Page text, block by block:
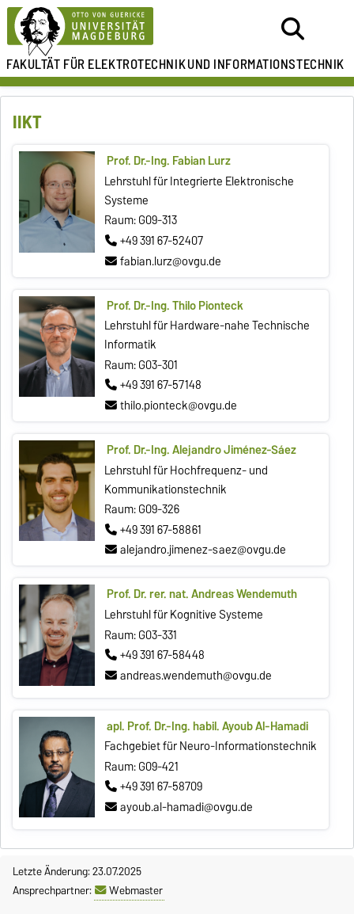
FAKULTÄT FÜR ELEKTROTECHNIKUND INFORMATIONSTECHNIK
IIKT
Prof. Dr.-Ing. Fabian Lurz
Lehrstuhl für Integrierte Elektronische
Systeme
Raum: G09-313
+49 391 67-52407
fabian.lurz@ovgu.de
Prof. Dr.-Ing. Thilo Pionteck
Lehrstuhl für Hardware-nahe Technische
Informatik
Raum: G03-301
+49 391 67-57148
thilo.pionteck@ovgu.de
Prof. Dr.-Ing. Alejandro Jiménez‐Sáez
Lehrstuhl für Hochfrequenz- und
Kommunikationstechnik
Raum: G09-326
+49 391 67-58861
alejandro.jimenez-saez@ovgu.de
Prof. Dr. rer. nat. Andreas Wendemuth
Lehrstuhl für Kognitive Systeme
Raum: G03-331
+49 391 67-58448
andreas.wendemuth@ovgu.de
apl. Prof. Dr.-Ing. habil. Ayoub Al-Hamadi
Fachgebiet für Neuro-Informationstechnik
Raum: G09-421
+49 391 67-58709
ayoub.al-hamadi@ovgu.de
Letzte Änderung: 23.07.2025
Ansprechpartner:
Webmaster